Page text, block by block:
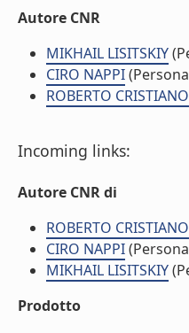
Autore CNR
MIKHAIL LISITSKIY
CIRO NAPPI
ROBERTO CRISTIANO
Incoming links:
Autore CNR di
ROBERTO CRISTIANO
CIRO NAPPI
MIKHAIL LISITSKIY
Prodotto